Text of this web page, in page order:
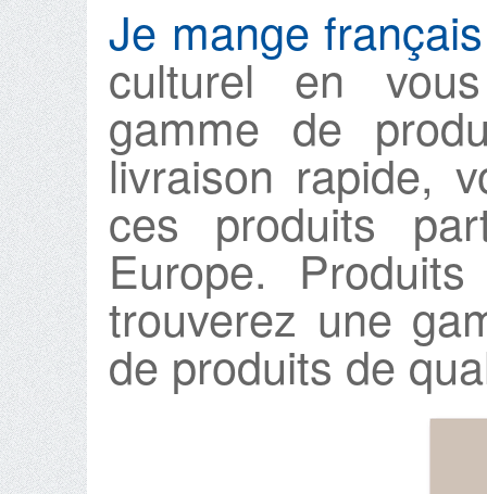
Je mange français
culturel en
gamme de
livraison rapide,
ces produits
Europe.
trouverez une
de produits de